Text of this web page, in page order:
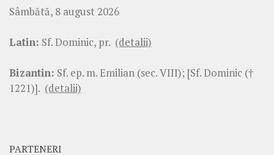
Sâmbătă, 8 august 2026
Latin: Sf. Dominic, pr. (detalii)
Bizantin: Sf. ep. m. Emilian (sec. VIII); [Sf. Dominic (†
1221)]. (detalii)
PARTENERI